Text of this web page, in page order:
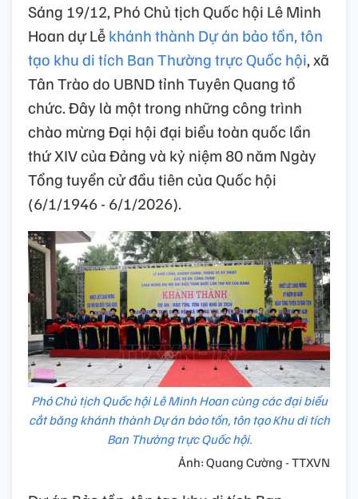
Sáng 19/12, Phó Chủ tịch Quốc hội Lê Minh
Hoan dự Lễkhánh thành Dự án bảo tồn, tôn
tạo khu di tích Ban Thường trực Quốc hội, xã
Tân Trào do UBND tỉnh Tuyên Quang tổ
chức. Đây là một trong những công trình
chào mừng Đại hội đại biểu toàn quốc lần
thứ XIV của Đảng và kỷ niệm 80 năm Ngày
Tổng tuyển cử đầu tiên của Quốc hội
(6/1/1946 - 6/1/2026).
Phó Chủ tịch Quốc hội Lê Minh Hoan cùng các đại biểu
cắt băng khánh thành Dự án bảo tồn, tôn tạo Khu di tích
Ban Thường trực Quốc hội.
Ảnh: Quang Cường - TTXVN